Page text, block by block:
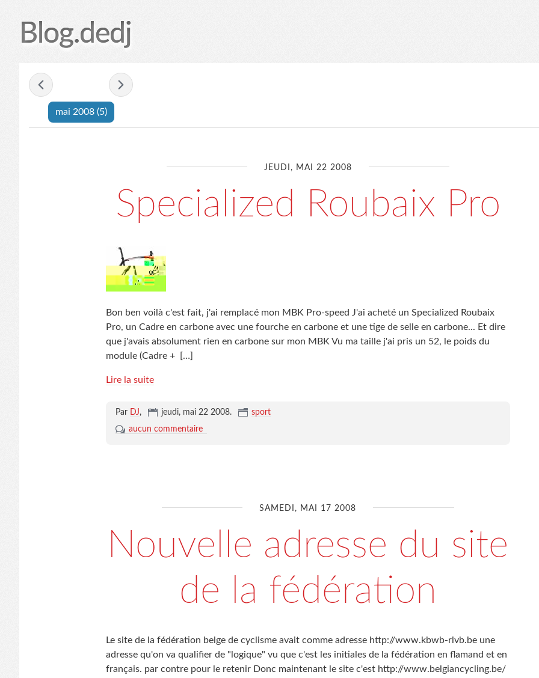
Blog.dedj
- mai 2008 -
mai 2008 (5)
JEUDI, MAI 22 2008
Specialized Roubaix Pro
Bon ben voilà c'est fait, j'ai remplacé mon MBK Pro-speed J'ai acheté un Specialized Roubaix
Pro, un Cadre en carbone avec une fourche en carbone et une tige de selle en carbone... Et dire
que j'avais absolument rien en carbone sur mon MBK Vu ma taille j'ai pris un 52, le poids du
module (Cadre +
[…]
Lire la suite
Par DJ, jeudi, mai 22 2008.
sport
aucun commentaire
SAMEDI, MAI 17 2008
Nouvelle adresse du site
de la fédération
Le site de la fédération belge de cyclisme avait comme adresse http://www.kbwb-rlvb.be une
adresse qu'on va qualifier de "logique" vu que c'est les initiales de la fédération en flamand et en
français. par contre pour le retenir Donc maintenant le site c'est http://www.belgiancycling.be/